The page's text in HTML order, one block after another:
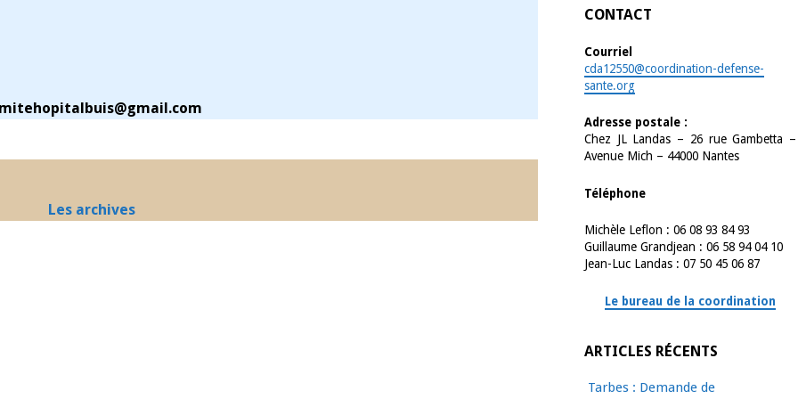
Les archives
CONTACT
Courriel
cda12550@coordination-defense-
sante.org
Adresse postale :
Chez JL Landas – 26 rue Gambetta –
Avenue Mich – 44000 Nantes
Téléphone
Michèle Leflon : 06 08 93 84 93
Guillaume Grandjean : 06 58 94 04 10
Jean-Luc Landas : 07 50 45 06 87
Le bureau de la coordination
ARTICLES RÉCENTS
Tarbes : Demande de